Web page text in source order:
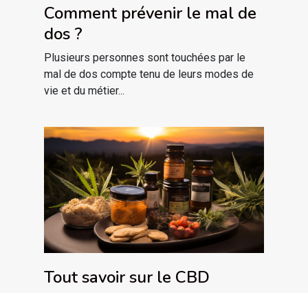
Comment prévenir le mal de
dos ?
Plusieurs personnes sont touchées par le
mal de dos compte tenu de leurs modes de
vie et du métier...
Tout savoir sur le CBD